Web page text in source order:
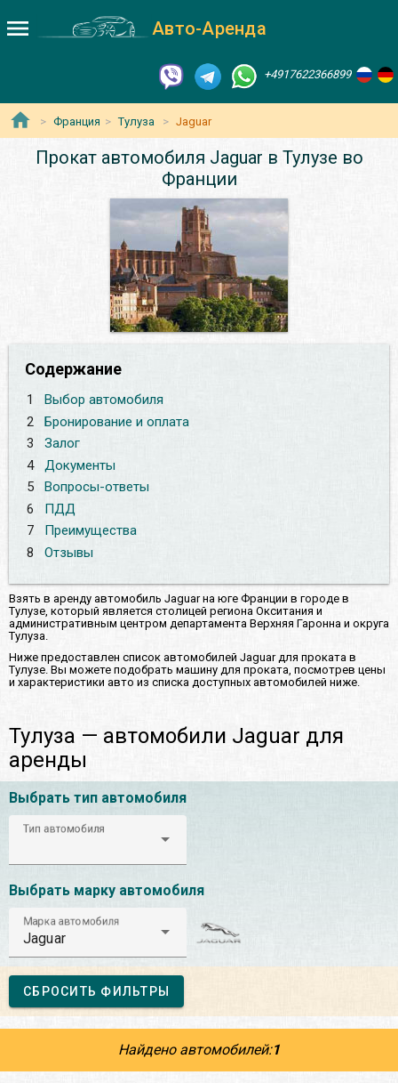
Авто-Аренда
+4917622366899
Франция Тулуза Jaguar
Прокат автомобиля Jaguar в Тулузе во
Франции
Содержание
1
Выбор автомобиля
2
Бронирование и оплата
3
Залог
4
Документы
5
Вопросы-ответы
6
ПДД
7
Преимущества
8
Отзывы
Взять в аренду автомобиль Jaguar на юге Франции в городе в
Тулузе, который является столицей региона Окситания и
административным центром департамента Верхняя Гаронна и округа
Тулуза.
Ниже предоставлен список автомобилей Jaguar для проката в
Тулузе. Вы можете подобрать машину для проката, посмотрев цены
и характеристики авто из списка доступных автомобилей ниже.
Тулуза — автомобили Jaguar для
аренды
Выбрать тип автомобиля
Тип автомобиля
Выбрать марку автомобиля
Марка автомобиля
Jaguar
СБРОСИТЬ ФИЛЬТРЫ
Найдено автомобилей:1